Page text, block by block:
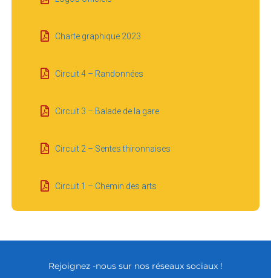
Charte graphique 2023
Circuit 4 – Randonnées
Circuit 3 – Balade de la gare
Circuit 2 – Sentes thironnaises
Circuit 1 – Chemin des arts
Rejoignez -nous sur nos réseaux sociaux !